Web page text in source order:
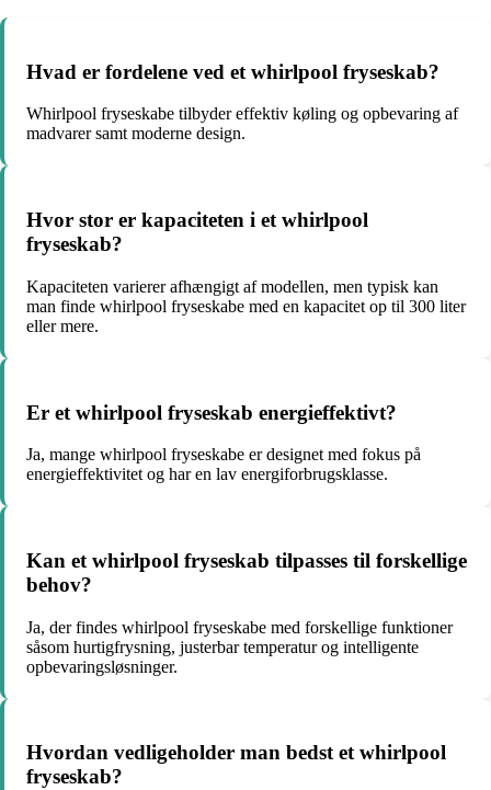
Hvad er fordelene ved et whirlpool fryseskab?
Whirlpool fryseskabe tilbyder effektiv køling og opbevaring af
madvarer samt moderne design.
Hvor stor er kapaciteten i et whirlpool
fryseskab?
Kapaciteten varierer afhængigt af modellen, men typisk kan
man finde whirlpool fryseskabe med en kapacitet op til 300 liter
eller mere.
Er et whirlpool fryseskab energieffektivt?
Ja, mange whirlpool fryseskabe er designet med fokus på
energieffektivitet og har en lav energiforbrugsklasse.
Kan et whirlpool fryseskab tilpasses til forskellige
behov?
Ja, der findes whirlpool fryseskabe med forskellige funktioner
såsom hurtigfrysning, justerbar temperatur og intelligente
opbevaringsløsninger.
Hvordan vedligeholder man bedst et whirlpool
fryseskab?